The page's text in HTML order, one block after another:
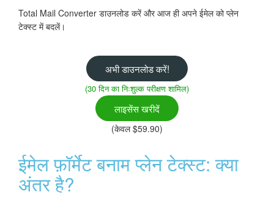
Total Mail Converter डाउनलोड करें और आज ही अपने ईमेल को प्लेन
टेक्स्ट में बदलें।
अभी डाउनलोड करें!
(30 दिन का निःशुल्क परीक्षण शामिल)
लाइसेंस खरीदें
(केवल $59.90)
ईमेल फ़ॉर्मेट बनाम प्लेन टेक्स्ट: क्या
अंतर है?